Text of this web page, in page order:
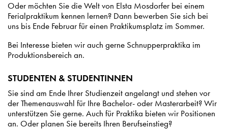
Oder möchten Sie die Welt von Elsta Mosdorfer bei einem
Ferialpraktikum kennen lernen? Dann bewerben Sie sich bei
uns bis Ende Februar für einen Praktikumsplatz im Sommer.
Bei Interesse bieten wir auch gerne Schnupperpraktika im
Produktionsbereich an.
STUDENTEN & STUDENTINNEN
Sie sind am Ende Ihrer Studienzeit angelangt und stehen vor
der Themenauswahl für Ihre Bachelor- oder Masterarbeit? Wir
unterstützen Sie gerne. Auch für Praktika bieten wir Positionen
an. Oder planen Sie bereits Ihren Berufseinstieg?